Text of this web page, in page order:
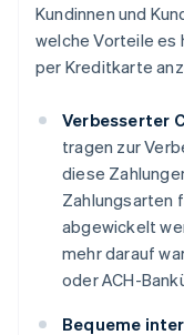
Kundinnen und
welche Vorteile es
per Kreditkarte
Verbesserter
tragen zur
diese
Zahlungsarten
abgewickelt
mehr darauf
oder ACH-
Bequeme